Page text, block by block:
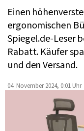
Einen
ergonomischen
Spiegel.de-Leser
Rabatt. Käufer
und den Versand.
04. November 2024, 0:01 Uhr